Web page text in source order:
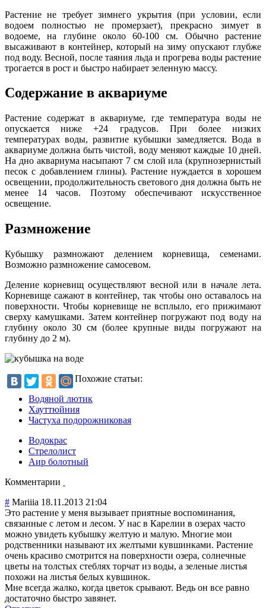
Растение не требует зимнего укрытия (при условии, если
водоем полностью не промерзает), прекрасно зимует в
водоеме, на глубине около 60-100 см. Обычно растение
высаживают в контейнер, который на зиму опускают глубже
под воду. Весной, после таяния льда и прогрева воды растение
трогается в рост и быстро набирает зеленную массу.
Содержание в аквариуме
Растение содержат в аквариуме, где температура воды не
опускается ниже +24 градусов. При более низких
температурах воды, развитие кубышки замедляется. Вода в
аквариуме должна быть чистой, воду меняют каждые 10 дней.
На дно аквариума насыпают 7 см слой ила (крупнозернистый
песок с добавлением глины). Растение нуждается в хорошем
освещении, продолжительность светового дня должна быть не
менее 14 часов. Поэтому обеспечивают искусственное
освещение.
Размножение
Кубышку размножают делением корневища, семенами.
Возможно размножение самосевом.
Деление корневищ осуществляют весной или в начале лета.
Корневище сажают в контейнер, так чтобы оно оставалось на
поверхности. Чтобы корневище не всплыло, его прижимают
сверху камушками. Затем контейнер погружают под воду на
глубину около 30 см (более крупные виды погружают на
глубину до 2 м).
Похожие статьи:
Водяной лютик
Хауттюйния
Частуха подорожниковая
Водокрас
Стрелолист
Аир болотный
Комментарии
# Mariiia 18.11.2013 21:04
Это растение у меня вызывает приятные воспоминания,
связанные с летом и лесом. У нас в Карелии в озерах часто
можно увидеть кубышку желтую и малую. Многие мои
родственники называют их желтыми кувшинками. Растение
очень красиво смотрится на поверхности озера, солнечные
цветы на толстых стеблях торчат из воды, а зеленые листья
похожи на листья белых кувшинок.
Мне всегда жалко, когда цветок срывают. Ведь он все равно
достаточно быстро завянет.